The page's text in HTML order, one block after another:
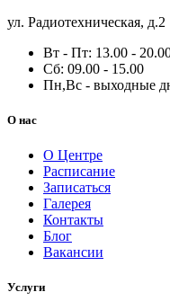
ул. Радиотехническая, д.2
Вт - Пт: 13.00 -
Сб: 09.00 - 15.00
Пн,Вс - выходные
О нас
О Центре
Расписание
Записаться
Галерея
Контакты
Блог
Вакансии
Услуги